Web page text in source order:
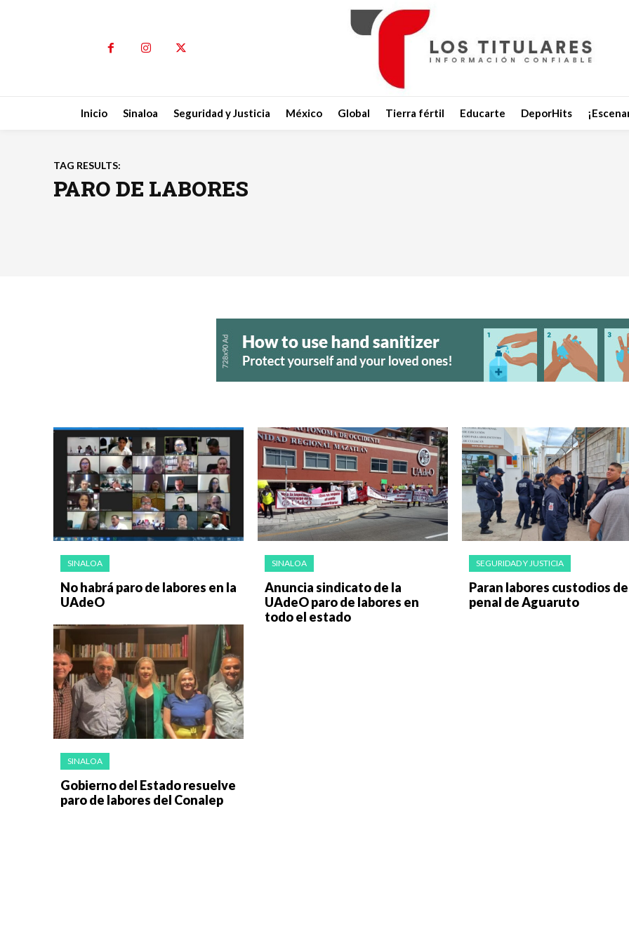
Inicio Sinaloa Seguridad y Justicia México Global Tierra fértil Educarte DeporHits
TAG RESULTS:
PARO DE LABORES
SINALOA
No habrá paro de labores en la
UAdeO
SINALOA
Anuncia sindicato de la
UAdeO paro de labores en
todo el estado
SEGURIDAD Y JUSTICIA
Paran labores custodios
penal de Aguaruto
SINALOA
Gobierno del Estado resuelve
paro de labores del Conalep